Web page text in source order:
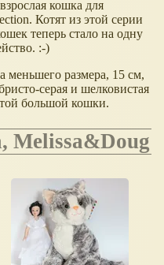
кошка для
Котят из этой серии
теперь стало на одну
:-)
меньшего размера, 15 см,
серая и шелковистая
большой кошки.
Melissa&Doug